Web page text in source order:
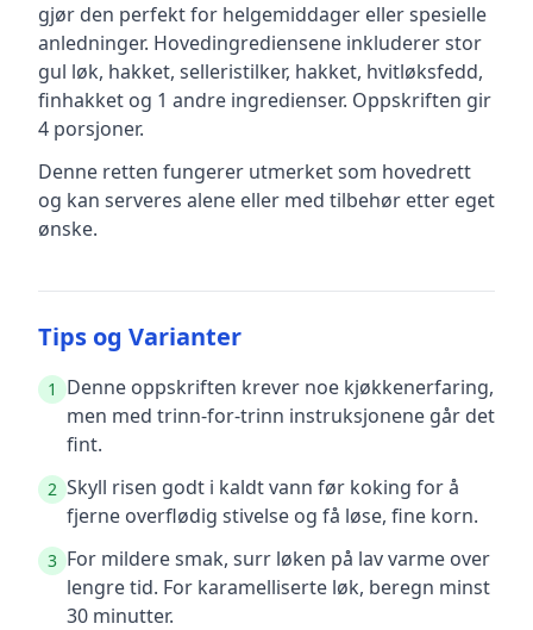
gjør den perfekt for helgemiddager eller spesielle
anledninger. Hovedingrediensene inkludererstor
gul løk, hakket, selleristilker, hakket, hvitløksfedd,
finhakket og 1 andre ingredienser. Oppskriften gir
4 porsjoner.
Denne retten fungerer utmerket som hovedrett
og kan serveres alene eller med tilbehør etter eget
ønske.
Tips og Varianter
1
Denne oppskriften krever noe kjøkkenerfaring,
men med trinn-for-trinn instruksjonene går det
fint.
2 Skyll risen godt i kaldt vann før koking for å
fjerne overflødig stivelse og få løse, fine korn.
3 For mildere smak, surr løken på lav varme over
lengre tid. For karamelliserte løk, beregn minst
30 minutter.